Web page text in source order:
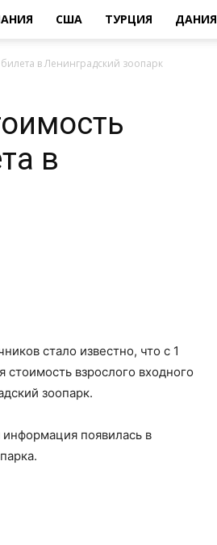
США ТУРЦИЯ ДАНИЯ
в Ленинградский зоопарк
в
стало известно, что с 1
стоимость взрослого входного
зоопарк.
появилась в